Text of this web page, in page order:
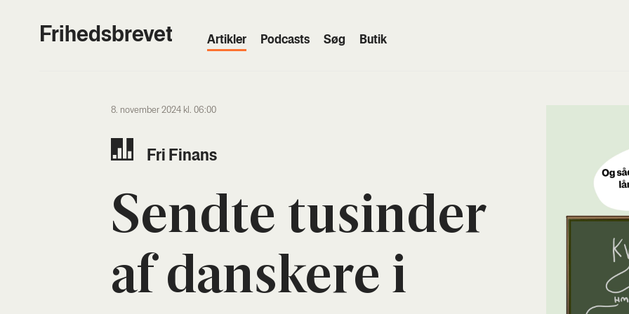
Frihedsbrevet Artik­ler Podcasts Søg Butik
8. november 2024 kl. 06:00
Fri Finans
Send­te tusin­der
af dan­ske­re i